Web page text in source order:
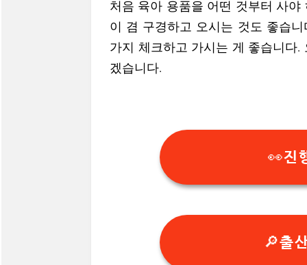
처음 육아 용품을 어떤 것부터 사
이 겸 구경하고 오시는 것도 좋습
가지 체크하고 가시는 게 좋습니다
겠습니다.
👀진
🔎출